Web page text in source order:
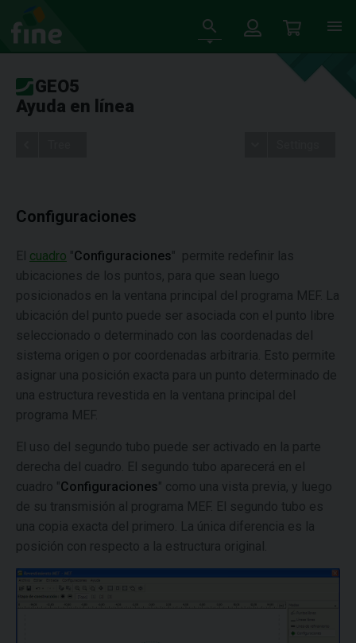
GEO5
Ayuda en línea
Configuraciones
El cuadro "Configuraciones" permite redefinir las
ubicaciones de los puntos, para que sean luego
posicionados en la ventana principal del programa MEF. La
ubicación del punto puede ser asociada con el punto libre
seleccionado o determinado con las coordenadas del
sistema origen o por coordenadas arbitraria. Esto permite
asignar una posición exacta para un punto determinado de
una estructura revestida en la ventana principal del
programa MEF.
El uso del segundo tubo puede ser activado en la parte
derecha del cuadro. El segundo tubo aparecerá en el
cuadro "Configuraciones" como una vista previa, y luego
de su transmisión al programa MEF. El segundo tubo es
una copia exacta del primero. La única diferencia es la
posición con respecto a la estructura original.